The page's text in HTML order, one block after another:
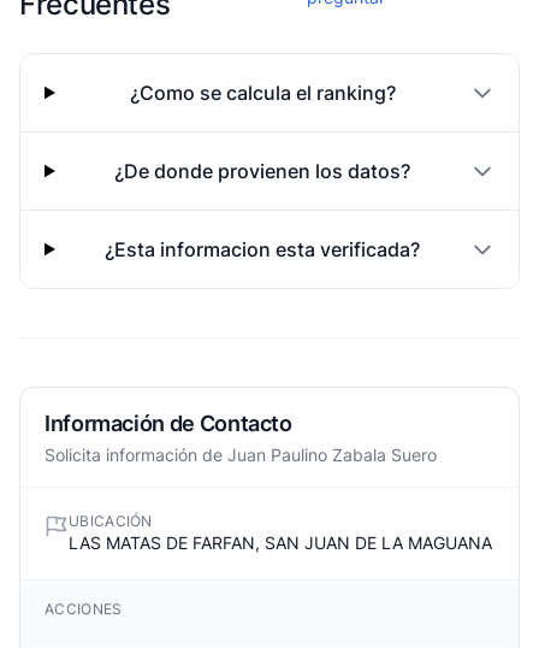
¿Como se calcula el ranking?
¿De donde provienen los datos?
¿Esta informacion esta verificada?
Información de Contacto
Solicita información de Juan Paulino Zabala Suero
UBICACIÓN
LAS MATAS DE FARFAN, SAN JUAN DE LA MAGUANA
ACCIONES